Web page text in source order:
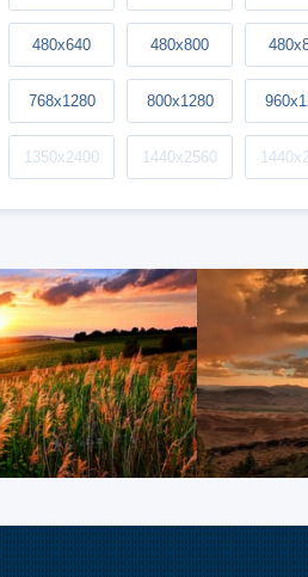
480x640 480x800
768x1280 800x1280
1350x2400 1440x2560